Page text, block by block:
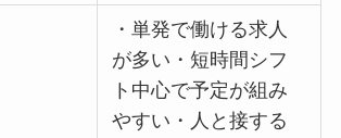
・単発で働ける求人
が多い・短時間シフ
ト中心で予定が組み
やすい・人と接する